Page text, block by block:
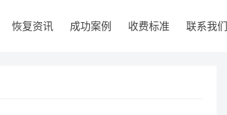
恢复资讯 成功案例 收费标准 联系我们